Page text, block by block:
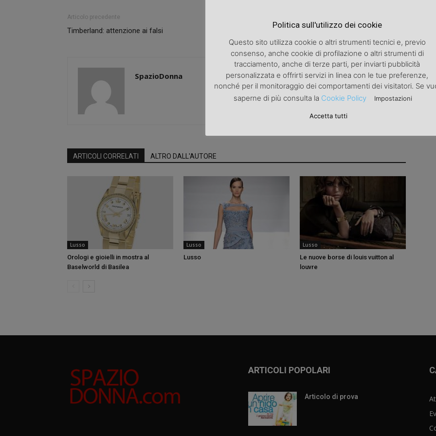
Articolo precedente
Timberland: attenzione ai falsi L’arte della seduzione
SpazioDonna
ARTICOLI CORRELATI ALTRO DALL'AUTORE
Lusso
Orologi e gioielli in mostra al
Baselworld di Basilea
Lusso
Lusso
Lusso
Le nuove borse di louis vuitton al
louvre
ARTICOLI POPOLARI
Articolo di prova
Politica sull'utilizzo dei cookie
Questo sito utilizza cookie o altri strumenti tecnici e, previo
consenso, anche cookie di profilazione o altri strumenti di
tracciamento, anche di terze parti, per inviarti pubblicità
personalizzata e offrirti servizi in linea con le tue preferenze,
nonché per il monitoraggio dei comportamenti dei visitatori. Se
saperne di più consulta la Cookie Policy Impostazioni
Accetta tutti